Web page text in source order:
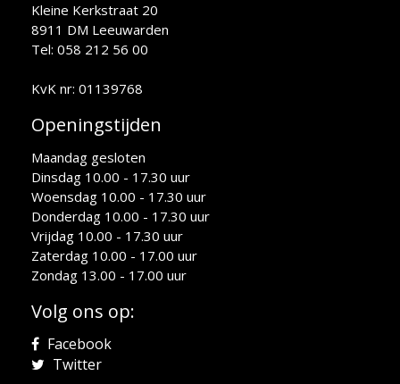
Kleine Kerkstraat 20
8911 DM Leeuwarden
Tel: 058 212 56 00
KvK nr: 01139768
Openingstijden
Maandag gesloten
Dinsdag 10.00 - 17.30 uur
Woensdag 10.00 - 17.30 uur
Donderdag 10.00 - 17.30 uur
Vrijdag 10.00 - 17.30 uur
Zaterdag 10.00 - 17.00 uur
Zondag 13.00 - 17.00 uur
Volg ons op:
Facebook
Twitter